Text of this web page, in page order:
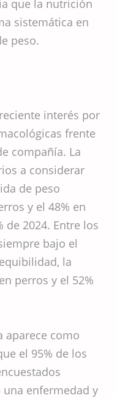
que la nutrición
sistemática en
peso.
interés por
frente
compañía. La
a considerar
de peso
y el 48% en
de 2024. Entre los
bajo el
la
perros y el 52%
aparece como
el 95% de los
enfermedad y